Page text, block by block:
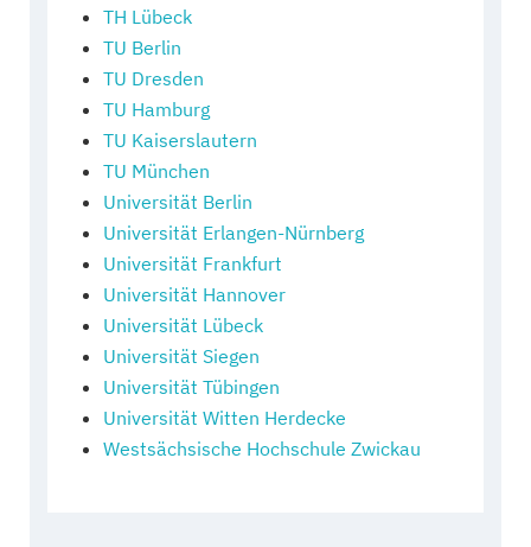
TH Lübeck
TU Berlin
TU Dresden
TU Hamburg
TU Kaiserslautern
TU München
Universität Berlin
Universität Erlangen-Nürnberg
Universität Frankfurt
Universität Hannover
Universität Lübeck
Universität Siegen
Universität Tübingen
Universität Witten Herdecke
Westsächsische Hochschule Zwickau